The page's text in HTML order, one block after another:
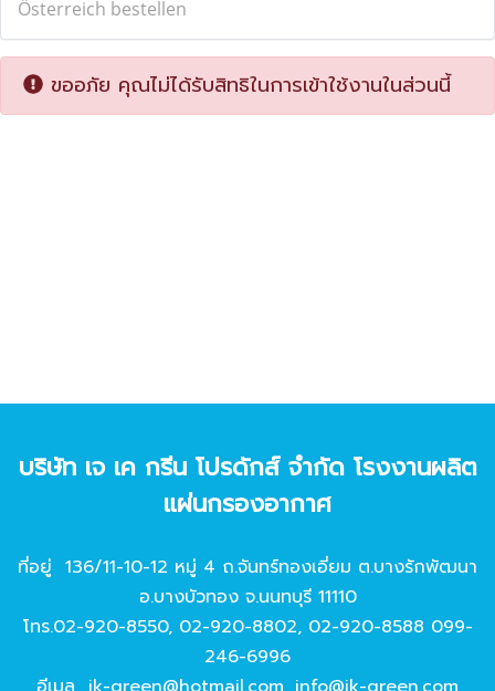
Österreich bestellen
ขออภัย คุณไม่ได้รับสิทธิในการเข้าใช้งานในส่วนนี้
บริษัท เจ เค กรีน โปรดักส์ จํากัด โรงงานผลิต
แผ่นกรองอากาศ
ที่อยู่ 136/11-10-12 หมู่ 4 ถ.จันทร์ทองเอี่ยม ต.บางรักพัฒนา
อ.บางบัวทอง จ.นนทบุรี 11110
โทร.02-920-8550, 02-920-8802, 02-920-8588 099-
246-6996